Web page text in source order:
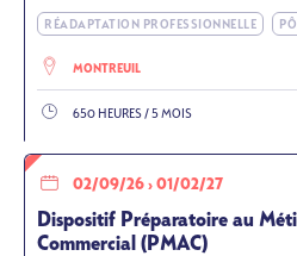
RÉADAPTATION PROFESSIONNELLE
MONTREUIL
650 HEURES / 5 MOIS
02/09/26 › 01/02/27
Dispositif Préparatoire au
Commercial (PMAC)